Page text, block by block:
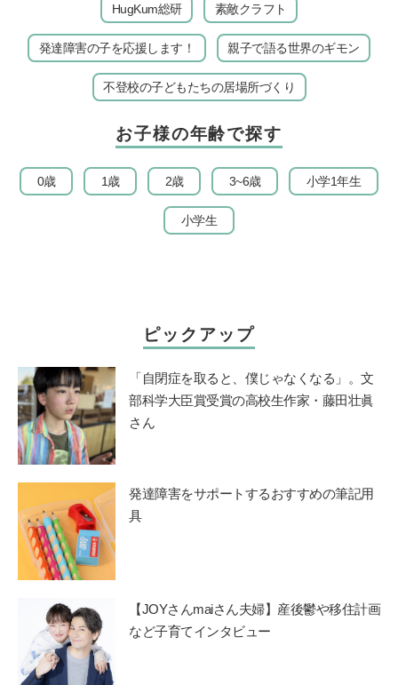
HugKum総研 素敵クラフト
発達障害の子を応援します！ 親子で語る世界のギモン
不登校の子どもたちの居場所づくり
お子様の年齢で探す
0歳 1歳 2歳 3~6歳 小学1年生
小学生
ピックアップ
「自閉症を取ると、僕じゃなくなる」。文
部科学大臣賞受賞の高校生作家・藤田壮眞
さん
発達障害をサポートするおすすめの筆記用
具
【JOYさんmaiさん夫婦】産後鬱や移住計画
など子育てインタビュー